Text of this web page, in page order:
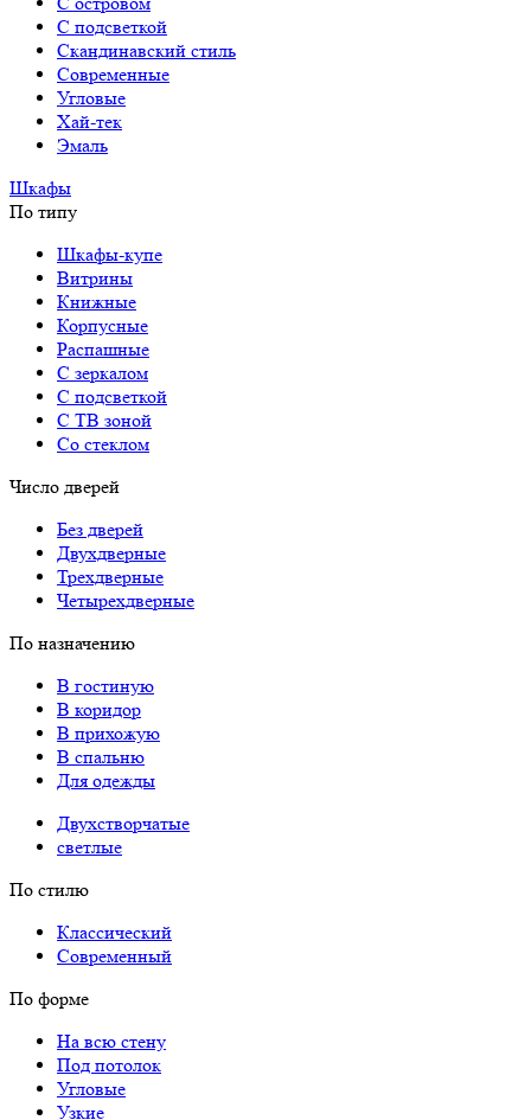
С подсветкой
Скандинавский стиль
Современные
Угловые
Хай-тек
Эмаль
Шкафы
По типу
Шкафы-купе
Витрины
Книжные
Корпусные
Распашные
С зеркалом
С подсветкой
С ТВ зоной
Со стеклом
Число дверей
Без дверей
Двухдверные
Трехдверные
Четырехдверные
По назначению
В гостиную
В коридор
В прихожую
В спальню
Для одежды
Двухстворчатые
светлые
По стилю
Классический
Современный
По форме
На всю стену
Под потолок
Угловые
Узкие